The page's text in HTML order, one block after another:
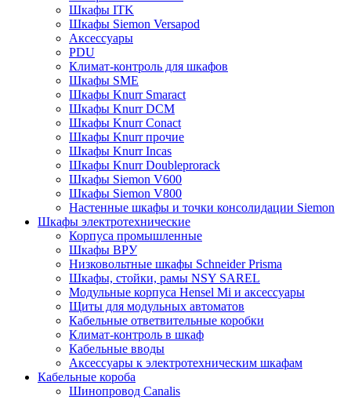
Шкафы ITK
Шкафы Siemon Versapod
Аксессуары
PDU
Климат-контроль для шкафов
Шкафы SME
Шкафы Knurr Smaract
Шкафы Knurr DCM
Шкафы Knurr Conact
Шкафы Knurr прочие
Шкафы Knurr Incas
Шкафы Knurr Doubleprorack
Шкафы Siemon V600
Шкафы Siemon V800
Настенные шкафы и точки консолидации Siemon
Шкафы электротехнические
Корпуса промышленные
Шкафы ВРУ
Низковольтные шкафы Schneider Prisma
Шкафы, стойки, рамы NSY SAREL
Модульные корпуса Hensel Mi и аксессуары
Щиты для модульных автоматов
Кабельные ответвительные коробки
Климат-контроль в шкаф
Кабельные вводы
Аксессуары к электротехническим шкафам
Кабельные короба
Шинопровод Canalis